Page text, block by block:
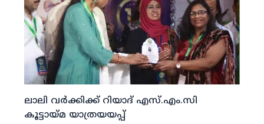
ലാലി വര്‍ക്കിക്ക് റിയാദ് എസ്.എം.സി
കൂട്ടായ്മ യാത്രയയപ്പ്